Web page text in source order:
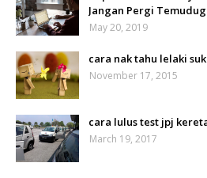
Jangan Pergi
May 20, 2019
cara nak tahu lelaki
November 17, 2015
cara lulus test jpj
March 19, 2017